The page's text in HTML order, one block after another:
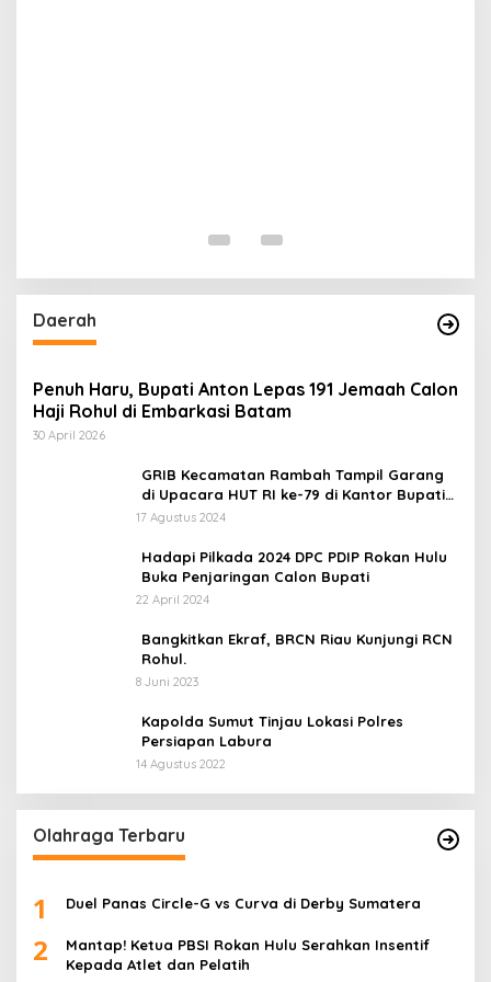
Daerah
Penuh Haru, Bupati Anton Lepas 191 Jemaah Calon
Haji Rohul di Embarkasi Batam
30 April 2026
GRIB Kecamatan Rambah Tampil Garang
di Upacara HUT RI ke-79 di Kantor Bupati
Rokan Hulu!
17 Agustus 2024
Hadapi Pilkada 2024 DPC PDIP Rokan Hulu
Buka Penjaringan Calon Bupati
22 April 2024
Bangkitkan Ekraf, BRCN Riau Kunjungi RCN
Rohul.
8 Juni 2023
Kapolda Sumut Tinjau Lokasi Polres
Persiapan Labura
14 Agustus 2022
Olahraga Terbaru
1 Duel Panas Circle-G vs Curva di Derby Sumatera
2
Mantap! Ketua PBSI Rokan Hulu Serahkan Insentif
Kepada Atlet dan Pelatih